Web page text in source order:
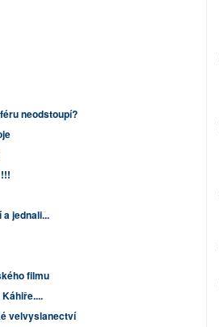
neodstoupí?
jednali...
filmu
velvyslanectví